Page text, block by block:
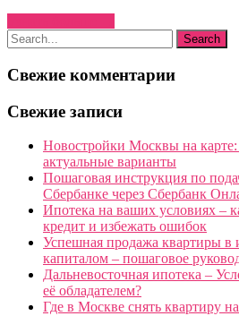
Свежие комментарии
Свежие записи
Новостройки Москвы на карте:
актуальные варианты
Пошаговая инструкция по
Сбербанке через Сбербанк
Ипотека на ваших условиях –
кредит и избежать ошибок
Успешная продажа квартиры в
капиталом – пошаговое
Дальневосточная ипотека –
её обладателем?
Где в Москве снять квартиру